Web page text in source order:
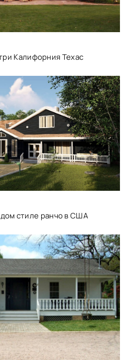
Калифорния Техас
стиле ранчо в США